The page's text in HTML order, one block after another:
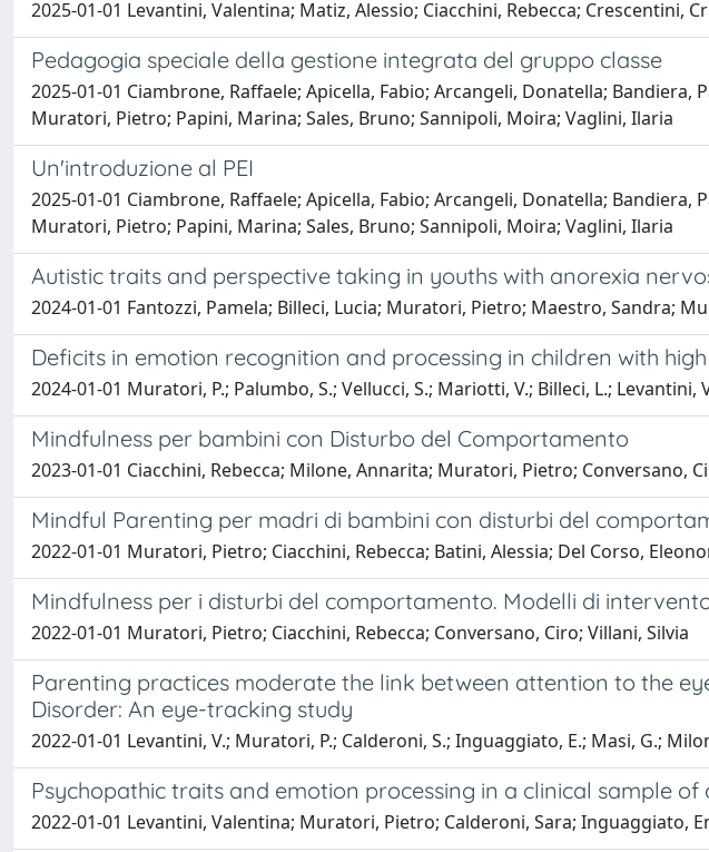
2025-01-01 Levantini, Valentina; Matiz, Alessio; Ciacchini, Rebecca;
Pedagogia speciale della gestione integrata del gruppo classe
2025-01-01 Ciambrone, Raffaele; Apicella, Fabio; Arcangeli, Donatella;
Muratori, Pietro; Papini, Marina; Sales, Bruno; Sannipoli, Moira; Vaglini, Ilaria
Un'introduzione al PEI
2025-01-01 Ciambrone, Raffaele; Apicella, Fabio; Arcangeli, Donatella;
Muratori, Pietro; Papini, Marina; Sales, Bruno; Sannipoli, Moira; Vaglini, Ilaria
Autistic traits and perspective taking in youths with anorexia
2024-01-01 Fantozzi, Pamela; Billeci, Lucia; Muratori, Pietro; Maestro, Sandra;
Deficits in emotion recognition and processing in children with
2024-01-01 Muratori, P.; Palumbo, S.; Vellucci, S.; Mariotti, V.; Billeci, L.;
Mindfulness per bambini con Disturbo del Comportamento
2023-01-01 Ciacchini, Rebecca; Milone, Annarita; Muratori, Pietro; Conversano,
Mindful Parenting per madri di bambini con disturbi del
2022-01-01 Muratori, Pietro; Ciacchini, Rebecca; Batini, Alessia; Del Corso,
Mindfulness per i disturbi del comportamento. Modelli di
2022-01-01 Muratori, Pietro; Ciacchini, Rebecca; Conversano, Ciro; Villani, Silvia
Parenting practices moderate the link between attention to the
Disorder: An eye-tracking study
2022-01-01 Levantini, V.; Muratori, P.; Calderoni, S.; Inguaggiato, E.; Masi, G.;
Psychopathic traits and emotion processing in a clinical sample
2022-01-01 Levantini, Valentina; Muratori, Pietro; Calderoni, Sara; Inguaggiato,